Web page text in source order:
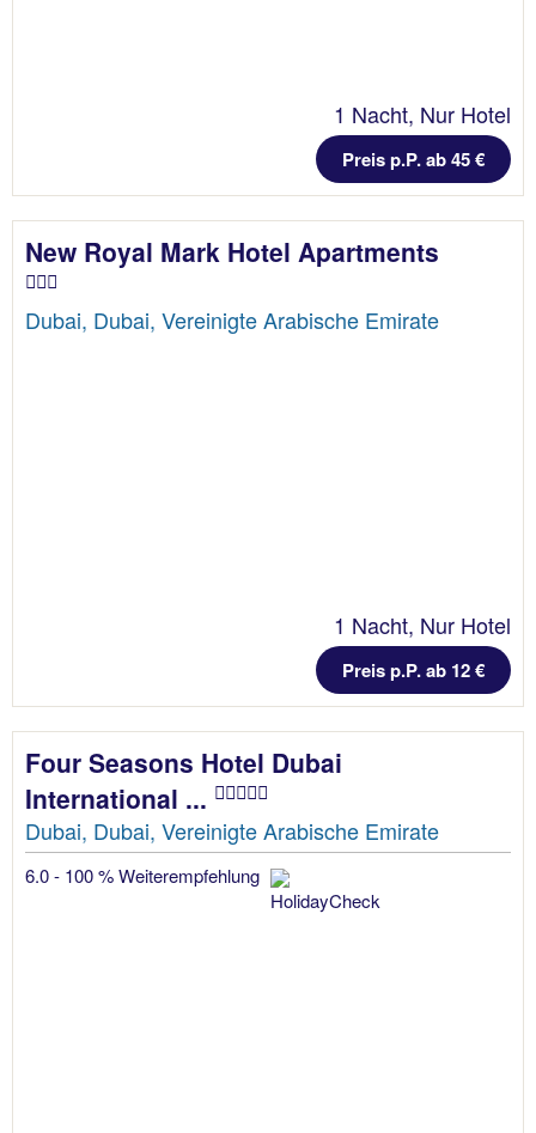
1 Nacht, Nur Hotel
Preis p.P. ab 45 €
New Royal Mark Hotel Apartments
Dubai, Dubai, Vereinigte Arabische Emirate
1 Nacht, Nur Hotel
Preis p.P. ab 12 €
Four Seasons Hotel Dubai
International ...
Dubai, Dubai, Vereinigte Arabische Emirate
6.0 - 100 % Weiterempfehlung